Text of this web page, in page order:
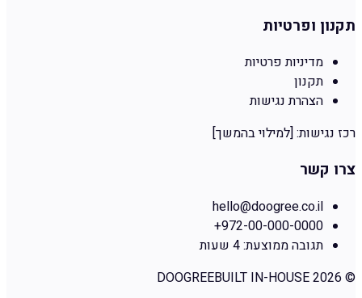
תקנון ופרטיות
מדיניות פרטיות
תקנון
הצהרת נגישות
רכז נגישות: [למילוי בהמשך]
צרו קשר
hello@doogree.co.il
+972-00-000-0000
תגובה ממוצעת:4 שעות
©
2026
DOOGREEBUILT IN-HOUSE